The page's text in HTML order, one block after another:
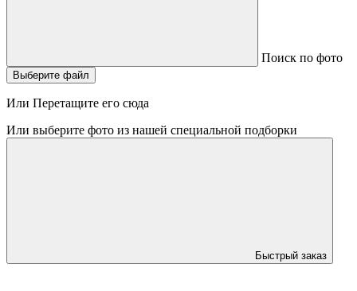
Поиск по фото
Выберите файл
Или Перетащите его сюда
Или выберите фото из нашей специальной подборки
Быстрый заказ